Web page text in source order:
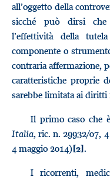
all’oggetto della
sicché può dirsi che
l’effettività della
componente o
contraria affermazione,
caratteristiche proprie
sarebbe limitata ai diritti
Il primo caso che
Italia, ric. n. 29932/07,
4 maggio 2014)[2].
I ricorrenti,